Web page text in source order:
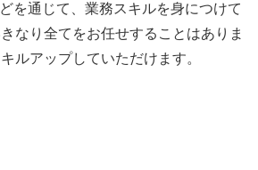
を通じて、業務スキルを身につけて
なり全てをお任せすることはありま
ルアップしていただけます。